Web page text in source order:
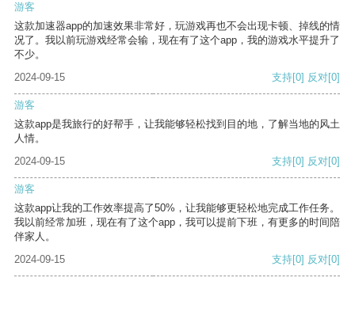
游客
这款加速器app的加速效果非常好，玩游戏再也不会出现卡顿、掉线的情
况了。我以前玩游戏经常会输，现在有了这个app，我的游戏水平提升了
不少。
2024-09-15
支持[0] 反对[0]
游客
这款app是我旅行的好帮手，让我能够轻松找到目的地，了解当地的风土
人情。
2024-09-15
支持[0] 反对[0]
游客
这款app让我的工作效率提高了50%，让我能够更轻松地完成工作任务。
我以前经常加班，现在有了这个app，我可以提前下班，有更多的时间陪
伴家人。
2024-09-15
支持[0] 反对[0]